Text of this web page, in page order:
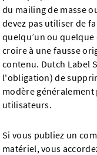
du mailing de masse
devez pas utiliser de
quelqu’un ou quelque
croire à une fausse
contenu. Dutch Label
l'obligation) de
modère
utilisateurs.
Si vous publiez un
matériel, vous